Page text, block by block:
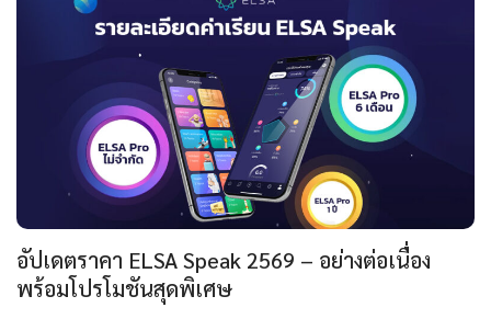
อัปเดตราคา ELSA Speak 2569 – อย่างต่อเนื่อง
พร้อมโปรโมชันสุดพิเศษ